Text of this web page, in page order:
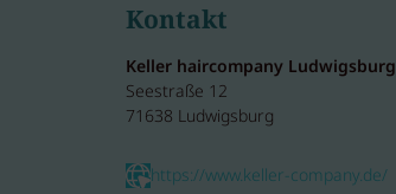
Kontakt
Keller haircompany Ludwigsburg
Seestraße 12
71638 Ludwigsburg
https://www.keller-company.de/